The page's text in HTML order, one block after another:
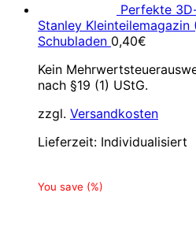
Perfekte
Stanley
Schubladen 0,40€
Kein
nach §19 (1) UStG.
zzgl. Versandkosten
Lieferzeit: Individualisiert
You save (%)